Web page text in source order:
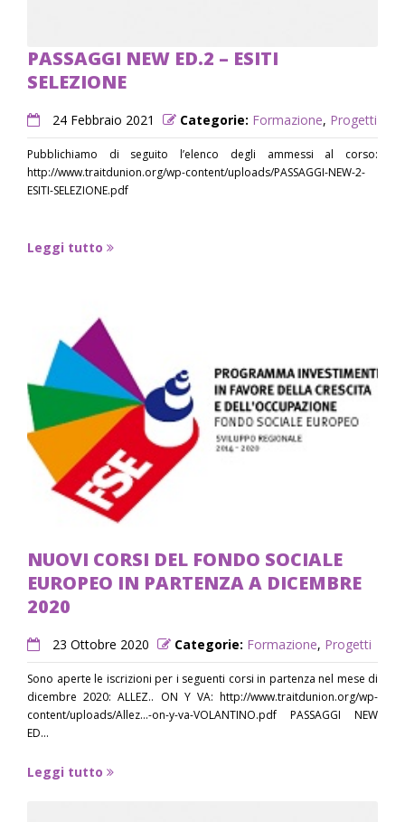
PASSAGGI NEW ED.2 – ESITI
SELEZIONE
24 Febbraio 2021 Categorie: Formazione, Progetti
Pubblichiamo di seguito l’elenco degli ammessi al corso:
http://www.traitdunion.org/wp-content/uploads/PASSAGGI-NEW-2-
ESITI-SELEZIONE.pdf
Leggi tutto
NUOVI CORSI DEL FONDO SOCIALE
EUROPEO IN PARTENZA A DICEMBRE
2020
23 Ottobre 2020 Categorie: Formazione, Progetti
Sono aperte le iscrizioni per i seguenti corsi in partenza nel mese di
dicembre 2020: ALLEZ.. ON Y VA: http://www.traitdunion.org/wp-
content/uploads/Allez…-on-y-va-VOLANTINO.pdf PASSAGGI NEW
ED...
Leggi tutto